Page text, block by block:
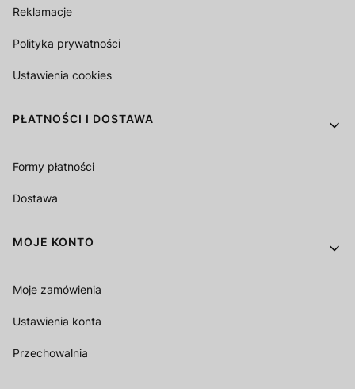
Reklamacje
Polityka prywatności
Ustawienia cookies
PŁATNOŚCI I DOSTAWA
Formy płatności
Dostawa
MOJE KONTO
Moje zamówienia
Ustawienia konta
Przechowalnia